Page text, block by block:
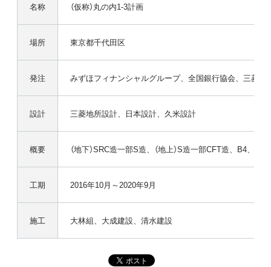
名称 （仮称）丸の内1-3計画
場所 東京都千代田区
発注 みずほフィナンシャルグループ、全国銀行協会、三菱地
設計 三菱地所設計、日本設計、久米設計
概要 （地下）SRC造一部S造、（地上）S造一部CFT造、B4、
工期 2016年10月～2020年9月
施工 大林組、大成建設、清水建設